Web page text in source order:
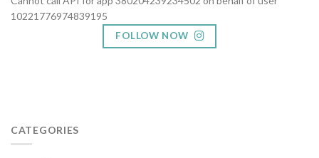
CATEGORIES
10221776974839195
FOLLOW NOW